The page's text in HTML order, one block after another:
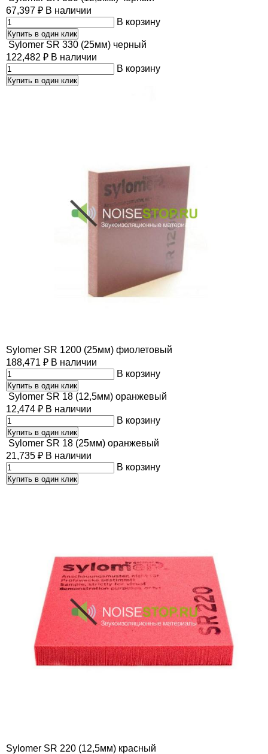
67,397 ₽ В наличии
В корзину
Купить в один клик
Sylomer SR 330 (25мм) черный
122,482 ₽ В наличии
В корзину
Купить в один клик
Sylomer SR 1200 (25мм) фиолетовый
188,471 ₽ В наличии
В корзину
Купить в один клик
Sylomer SR 18 (12,5мм) оранжевый
12,474 ₽ В наличии
В корзину
Купить в один клик
Sylomer SR 18 (25мм) оранжевый
21,735 ₽ В наличии
В корзину
Купить в один клик
Sylomer SR 220 (12,5мм) красный